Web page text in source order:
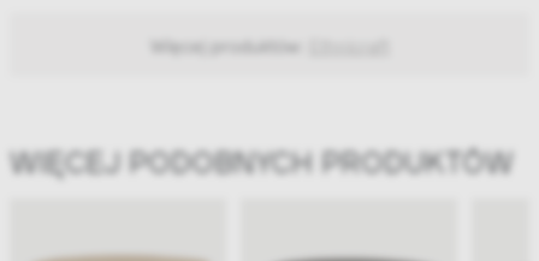
Więcej produktów:
WIĘCEJ PODOBNYCH PRODUKTÓW